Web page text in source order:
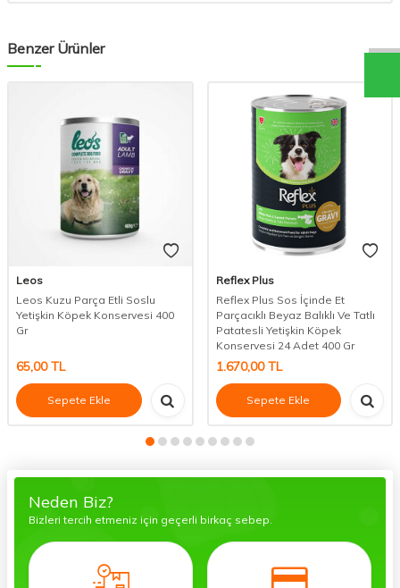
Benzer Ürünler
Leos
Leos Kuzu Parça Etli Soslu
Yetişkin Köpek Konservesi 400
Gr
65,00TL
Sepete Ekle
Reflex Plus
Reflex Plus Sos İçinde Et
Parçacıklı Beyaz Balıklı Ve Tatlı
Patatesli Yetişkin Köpek
Konservesi 24 Adet 400 Gr
1.670,00TL
Sepete Ekle
Neden Biz?
Bizleri tercih etmeniz için geçerli birkaç sebep.